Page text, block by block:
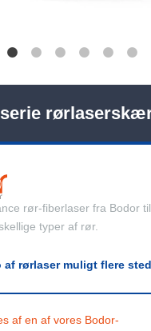
rør-fiberlaser fra Bodor til
typer af rør.
af rørlaser muligt flere
af en af vores Bodor-